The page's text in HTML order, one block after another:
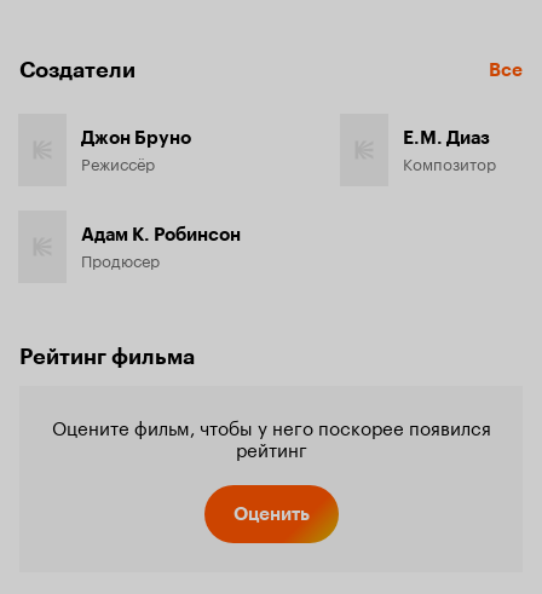
Создатели Все
Джон Бруно
Режиссёр
Адам К. Робинсон
Продюсер
Е.М. Диаз
Композитор
Рейтинг фильма
Оцените фильм, чтобы у него поскорее появился
рейтинг
Оценить